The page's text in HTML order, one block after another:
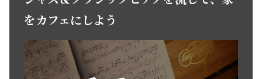
をカフェにしよう